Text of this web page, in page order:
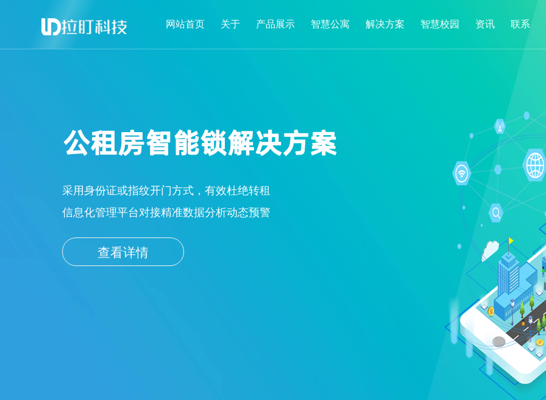
网站首页 关于 产品展示 智慧公寓 解决方案 智慧校园 资讯 联系
采用身份证或指纹开门方式，有效杜绝转租
信息化管理平台对接精准数据分析动态预警
查看详情